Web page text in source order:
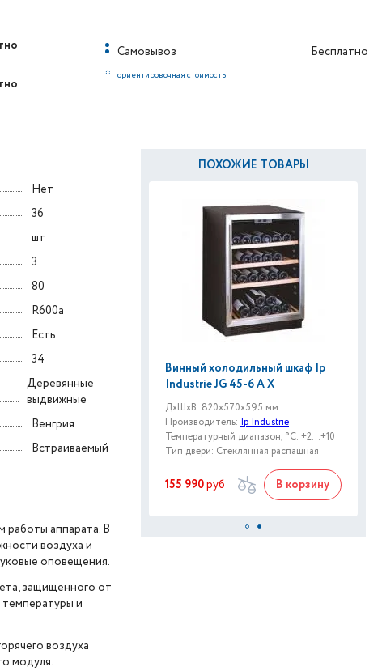
Самовывоз
Бесплатно
* ориентировочная стоимость
Нет
36
шт
3
80
R600a
Есть
34
Деревянные
выдвижные
Венгрия
Встраиваемый
аппарата. В
воздуха и
оповещения.
защищенного от
и
воздуха
модуля.
ПОХОЖИЕ ТОВАРЫ
Винный холодильный шкаф Ip
Industrie JG 45-6 A X
ДxШxВ: 820x570x595 мм
Производитель: Ip Industrie
Температурный диапазон, °C: +2...+10
Тип двери: Стеклянная распашная
155 990руб В корзину